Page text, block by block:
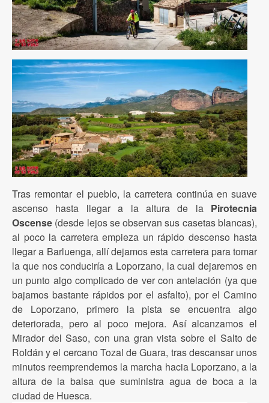
Tras remontar el pueblo, la carretera continúa en suave
ascenso hasta llegar a la altura de la Pirotecnia
Oscense (desde lejos se observan sus casetas blancas),
al poco la carretera empieza un rápido descenso hasta
llegar a Barluenga, allí dejamos esta carretera para tomar
la que nos conduciría a Loporzano, la cual dejaremos en
un punto algo complicado de ver con antelación (ya que
bajamos bastante rápidos por el asfalto), por el Camino
de Loporzano, primero la pista se encuentra algo
deteriorada, pero al poco mejora. Así alcanzamos el
Mirador del Saso, con una gran vista sobre el Salto de
Roldán y el cercano Tozal de Guara, tras descansar unos
minutos reemprendemos la marcha hacia Loporzano, a la
altura de la balsa que suministra agua de boca a la
ciudad de Huesca.